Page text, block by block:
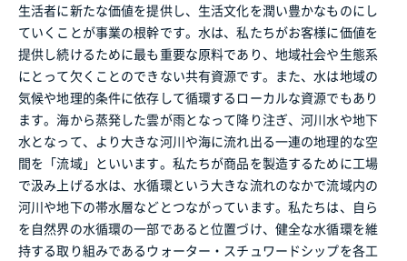
生活者に新たな価値を提供し、生活文化を潤い豊かなものにし
ていくことが事業の根幹です。水は、私たちがお客様に価値を
提供し続けるために最も重要な原料であり、地域社会や生態系
にとって欠くことのできない共有資源です。また、水は地域の
気候や地理的条件に依存して循環するローカルな資源でもあり
ます。海から蒸発した雲が雨となって降り注ぎ、河川水や地下
水となって、より大きな河川や海に流れ出る一連の地理的な空
間を「流域」といいます。私たちが商品を製造するために工場
で汲み上げる水は、水循環という大きな流れのなかで流域内の
河川や地下の帯水層などとつながっています。私たちは、自ら
を自然界の水循環の一部であると位置づけ、健全な水循環を維
持する取り組みであるウォーター・スチュワードシップを各工